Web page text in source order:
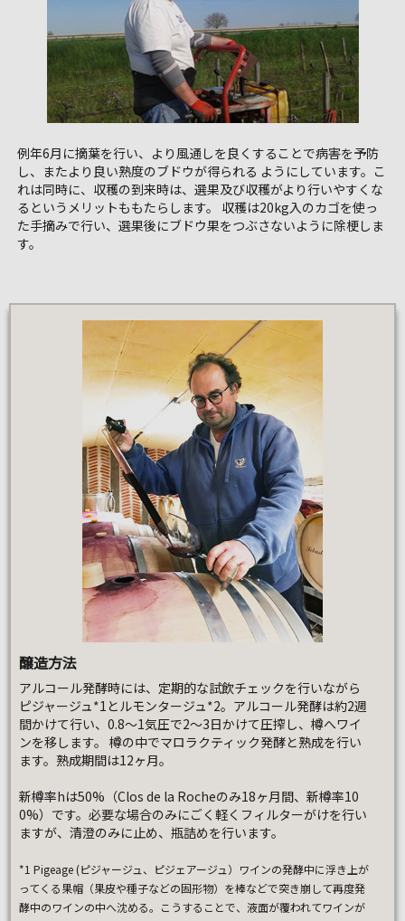
例年6月に摘葉を行い、より風通しを良くすることで病害を予防
し、またより良い熟度のブドウが得られる ようにしています。こ
れは同時に、収穫の到来時は、選果及び収穫がより行いやすくな
るというメリットももたらします。 収穫は20kg入のカゴを使っ
た手摘みで行い、選果後にブドウ果をつぶさないように除梗しま
す。
醸造方法
アルコール発酵時には、定期的な試飲チェックを行いながら
ピジャージュ*1とルモンタージュ*2。アルコール発酵は約2週
間かけて行い、0.8～1気圧で2～3日かけて圧搾し、樽へワイ
ンを移します。 樽の中でマロラクティック発酵と熟成を行い
ます。熟成期間は12ヶ月。
新樽率hは50%（Clos de la Rocheのみ18ヶ月間、新樽率10
0%）です。必要な場合のみにごく軽くフィルターがけを行い
ますが、清澄のみに止め、瓶詰めを行います。
*1 Pigeage (ピジャージュ、ピジェアージュ）ワインの発酵中に浮き上が
ってくる果帽（果皮や種子などの固形物）を棒などで突き崩して再度発
酵中のワインの中へ沈める。こうすることで、液面が覆われてワインが